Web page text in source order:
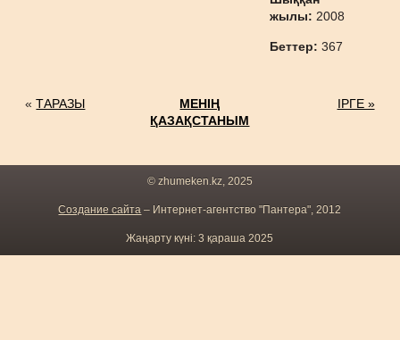
жылы: 2008
Беттер:367
«ТАРАЗЫ
МЕНІҢ
ҚАЗАҚСТАНЫМ
ІРГЕ »
© zhumeken.kz, 2025
Создание сайта – Интернет-агентство "Пантера", 2012
Жаңарту күні: 3 қараша 2025